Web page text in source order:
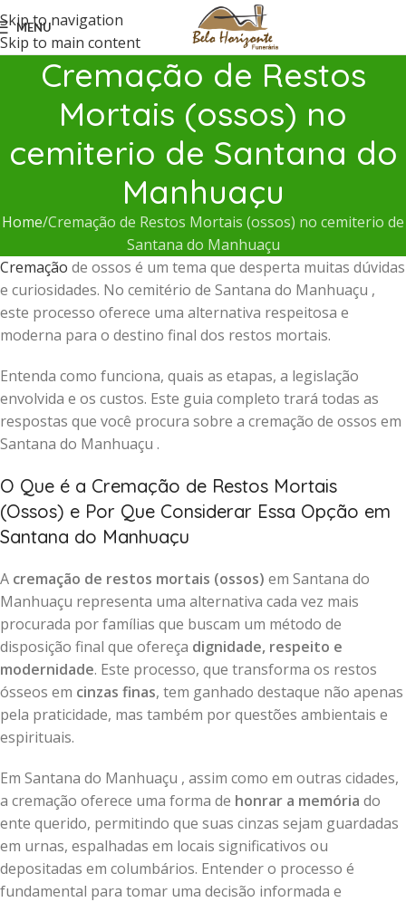
Skip to navigation
Skip to main content
MENU
Cremação de Restos
Mortais (ossos) no
cemiterio de Santana do
Manhuaçu
Home Cremação de Restos Mortais (ossos) no cemiterio de
Santana do Manhuaçu
Cremação de ossos é um tema que desperta muitas dúvidas
e curiosidades. No cemitério de Santana do Manhuaçu ,
este processo oferece uma alternativa respeitosa e
moderna para o destino final dos restos mortais.
Entenda como funciona, quais as etapas, a legislação
envolvida e os custos. Este guia completo trará todas as
respostas que você procura sobre a cremação de ossos em
Santana do Manhuaçu .
O Que é a Cremação de Restos Mortais
(Ossos) e Por Que Considerar Essa Opção em
Santana do Manhuaçu
A cremação de restos mortais (ossos) em Santana do
Manhuaçu representa uma alternativa cada vez mais
procurada por famílias que buscam um método de
disposição final que ofereça dignidade, respeito e
modernidade. Este processo, que transforma os restos
ósseos em cinzas finas, tem ganhado destaque não apenas
pela praticidade, mas também por questões ambientais e
espirituais.
Em Santana do Manhuaçu , assim como em outras cidades,
a cremação oferece uma forma de honrar a memória do
ente querido, permitindo que suas cinzas sejam guardadas
em urnas, espalhadas em locais significativos ou
depositadas em columbários. Entender o processo é
fundamental para tomar uma decisão informada e